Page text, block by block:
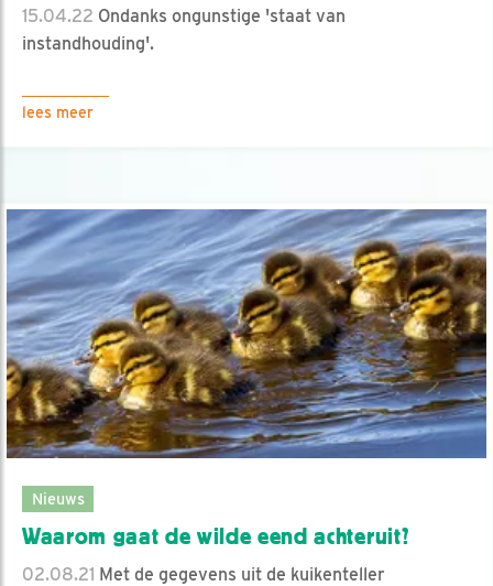
15.04.22 Ondanks ongunstige 'staat van
instandhouding'.
lees meer
Nieuws
Waarom gaat de wilde eend achteruit?
02.08.21 Met de gegevens uit de kuikenteller